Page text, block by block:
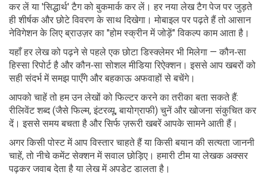
कर लें या 'सिद्धार्थ' टैग को बुकमार्क कर लें। हर नया लेख टैग पेज पर जुड़ते
ही शीर्षक और छोटे विवरण के साथ दिखेगा। मोबाइल पर पढ़ते हैं तो आसान
नेविगेशन के लिए ब्राउज़र का "होम स्क्रीन में जोड़ें" विकल्प काम आता है।
यहाँ हर लेख को पढ़ने से पहले एक छोटा डिस्क्लेमर भी मिलेगा — कौन‑सा
हिस्सा रिपोर्ट है और कौन‑सा सोशल मीडिया रिऐक्शन। इससे आप खबरों को
सही संदर्भ में समझ पाएँगे और बहकाऊ अफवाहों से बचेंगे।
आपको चाहें तो हम उन लेखों को फिल्टर करने का तरीका बता सकते हैं:
रीलिवेंट शब्द (जैसे फिल्म, इंटरव्यू, बायोग्राफी) चुनें और खोजना संकुचित कर
दें। इससे समय बचता है और सिर्फ ज़रूरी खबरें आपके सामने आती हैं।
अगर किसी पोस्ट में आप विस्तार चाहते हैं या किसी बयान की सत्यता जाननी
चाहें, तो नीचे कमेंट सेक्शन में सवाल छोड़िए। हमारी टीम या लेखक अक्सर
पढ़कर जवाब देता है या लेख में अपडेट डालता है।